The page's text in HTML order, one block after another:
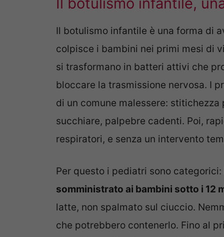
Il botulismo infantile è una forma di
colpisce i bambini nei primi mesi di
si trasformano in batteri attivi che
bloccare la trasmissione nervosa. I
di un comune malessere:
succhiare, palpebre cadenti. Poi,
respiratori, e senza un intervento
Per questo i pediatri sono categorici:
somministrato ai bambini sotto i 12
latte, non spalmato sul ciuccio.
che potrebbero contenerlo. Fino al